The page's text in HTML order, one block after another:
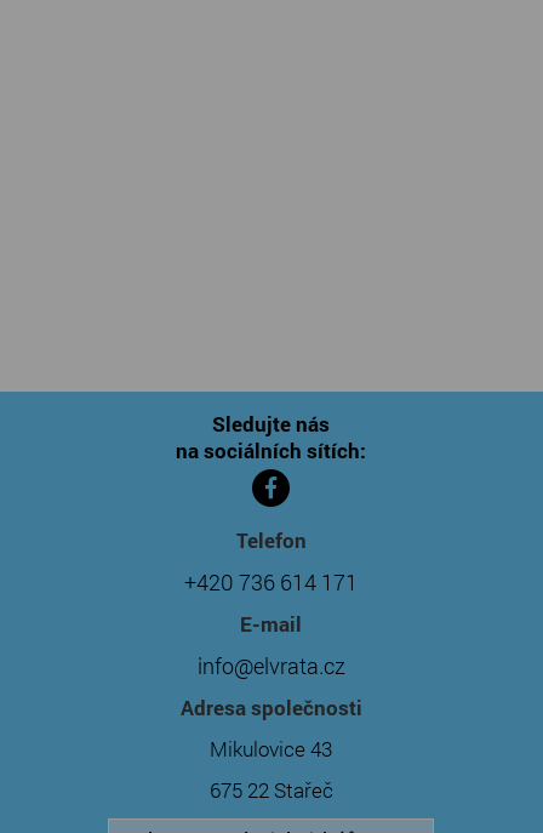
Sledujte nás
na sociálních sítích:
Telefon
+420 736 614 171
E-mail
info@elvrata.cz
Adresa společnosti
Mikulovice 43
675 22 Stařeč